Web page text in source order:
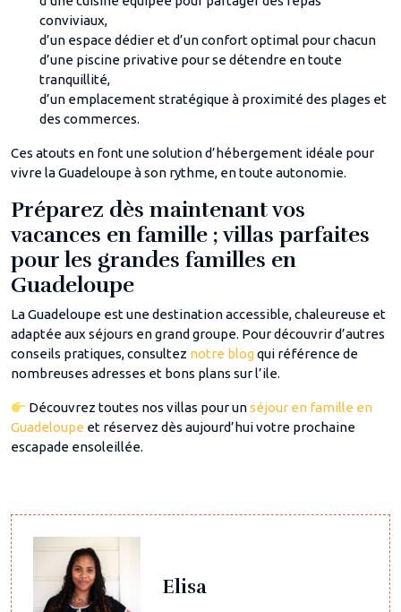
conviviaux,
d’un espace dédier et d’un confort optimal pour chacun
d’une piscine privative pour se détendre en toute
tranquillité,
d’un emplacement stratégique à proximité des plages et
des commerces.
Ces atouts en font une solution d’hébergement idéale pour
vivre la Guadeloupe à son rythme, en toute autonomie.
Préparez dès maintenant vos
vacances en famille ; villas parfaites
pour les grandes familles en
Guadeloupe
La Guadeloupe est une destination accessible, chaleureuse et
adaptée aux séjours en grand groupe. Pour découvrir d’autres
conseils pratiques, consultez notre blogqui référence de
nombreuses adresses et bons plans sur l’ile.
Découvrez toutes nos villas pour unséjour en famille en
Guadeloupe et réservez dès aujourd’hui votre prochaine
escapade ensoleillée.
Elisa